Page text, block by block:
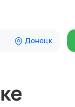
Донецк